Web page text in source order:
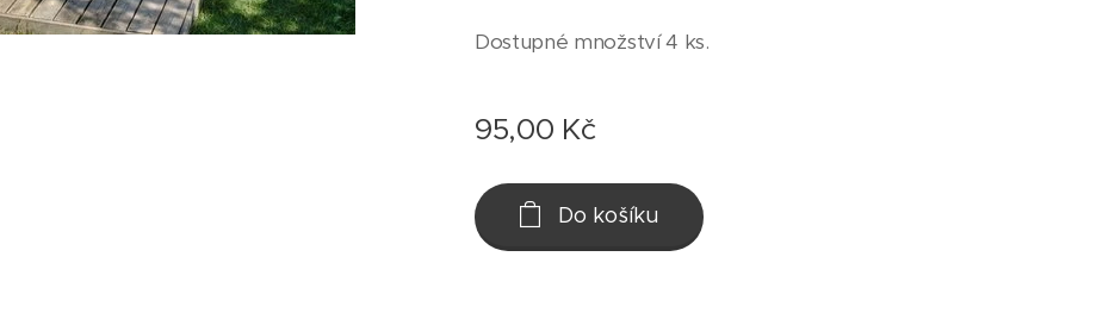
Dostupné množství 4 ks.
95,00 Kč
Do košíku